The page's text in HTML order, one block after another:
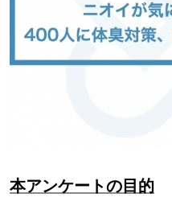
本アンケートの目的